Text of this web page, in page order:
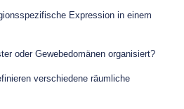
Expression in einem
oder Gewebedomänen organisiert?
verschiedene räumliche